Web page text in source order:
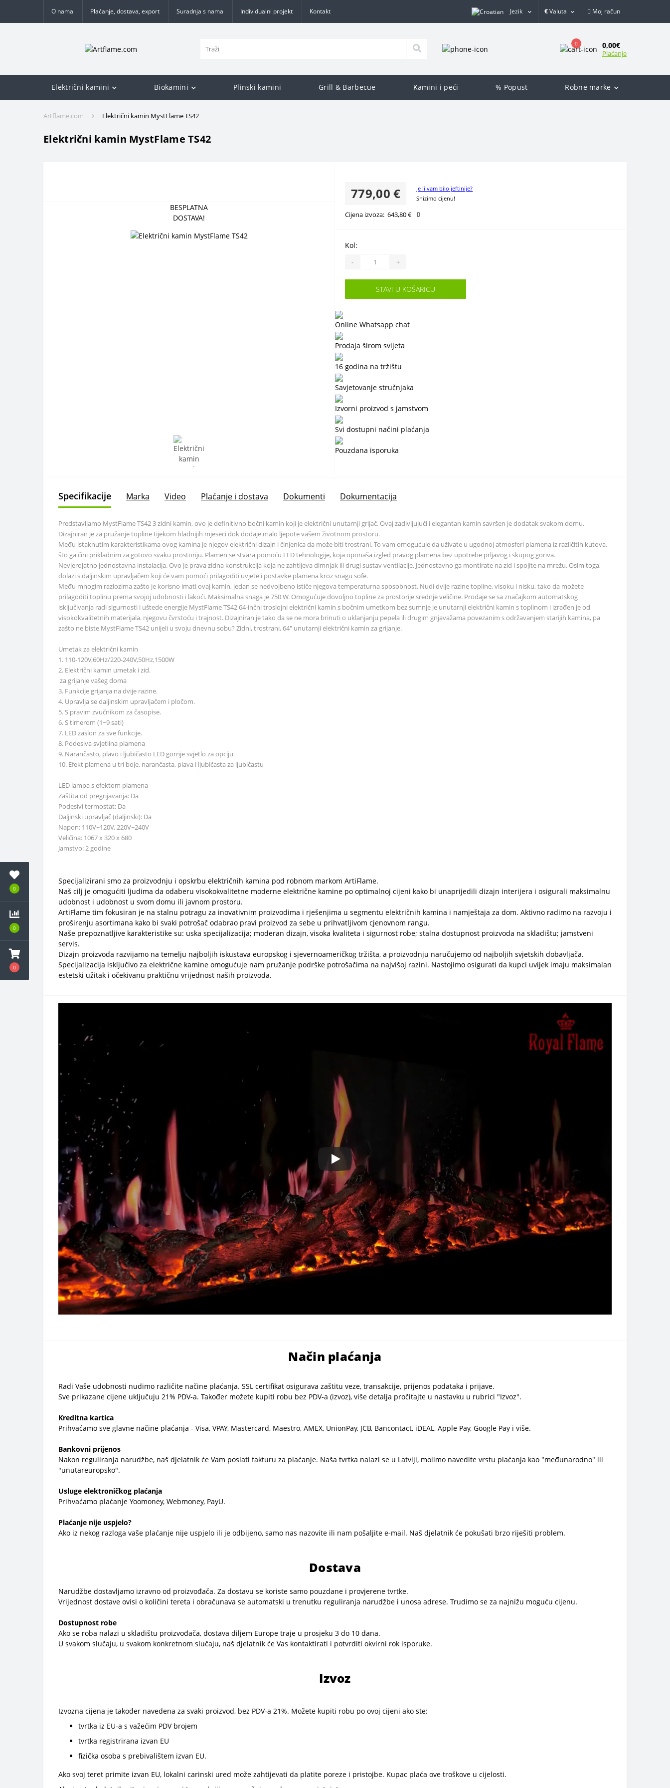
0
0
0
O nama Plaćanje, dostava, export Suradnja s nama Individualni projekt Kontakt Jezik €Valuta Moj račun
0 0,00€
Plaćanje
Električni kamini Biokamini Plinski kamini Grill & Barbecue Kamini i peći % Popust Robne marke
Artflame.com Električni kamin MystFlame TS42​
Električni kamin MystFlame TS42​
BESPLATNA
DOSTAVA!
779,00 €
Je li vam bilo jeftinije?
Snizimo cijenu!
Cijena izvoza: 643,80 €
Kol:
- +
STAVI U KOŠARICU
Online Whatsapp chat
Prodaja širom svijeta
16 godina na tržištu
Savjetovanje stručnjaka
Izvorni proizvod s jamstvom
Svi dostupni načini plaćanja
Pouzdana isporuka
Specifikacije Marka Video Plaćanje i dostava Dokumenti Dokumentacija
Predstavljamo MystFlame TS42 3 zidni kamin, ovo je definitivno bočni kamin koji je električni unutarnji grijač. Ovaj zadivljujući i elegantan kamin savršen je dodatak svakom domu.
Dizajniran je za pružanje topline tijekom hladnijih mjeseci dok dodaje malo ljepote vašem životnom prostoru.
Među istaknutim karakteristikama ovog kamina je njegov električni dizajn i činjenica da može biti trostrani. To vam omogućuje da uživate u ugodnoj atmosferi plamena iz različitih kutova,
što ga čini prikladnim za gotovo svaku prostoriju. Plamen se stvara pomoću LED tehnologije, koja oponaša izgled pravog plamena bez upotrebe prljavog i skupog goriva.
Nevjerojatno jednostavna instalacija. Ovo je prava zidna konstrukcija koja ne zahtijeva dimnjak ili drugi sustav ventilacije. Jednostavno ga montirate na zid i spojite na mrežu. Osim toga,
dolazi s daljinskim upravljačem koji će vam pomoći prilagoditi uvjete i postavke plamena kroz snagu sofe.
Među mnogim razlozima zašto je korisno imati ovaj kamin, jedan se nedvojbeno ističe njegova temperaturna sposobnost. Nudi dvije razine topline, visoku i nisku, tako da možete
prilagoditi toplinu prema svojoj udobnosti i lakoći. Maksimalna snaga je 750 W. Omogućuje dovoljno topline za prostorije srednje veličine. Prodaje se sa značajkom automatskog
isključivanja radi sigurnosti i uštede energije MystFlame TS42 64-inčni troslojni električni kamin s bočnim umetkom bez sumnje je unutarnji električni kamin s toplinom i izrađen je od
visokokvalitetnih materijala. njegovu čvrstoću i trajnost. Dizajniran je tako da se ne mora brinuti o uklanjanju pepela ili drugim gnjavažama povezanim s održavanjem starijih kamina, pa
zašto ne biste MystFlame TS42 unijeli u svoju dnevnu sobu? Zidni, trostrani, 64" unutarnji električni kamin za grijanje.
Umetak za električni kamin
1. 110-120V,60Hz/220-240V,50Hz,1500W
2. Električni kamin umetak i zid.
za grijanje vašeg doma
3. Funkcije grijanja na dvije razine.
4. Upravlja se daljinskim upravljačem i pločom.
5. S pravim zvučnikom za časopise.
6. S timerom (1~9 sati)
7. LED zaslon za sve funkcije.
8. Podesiva svjetlina plamena
9. Narančasto, plavo i ljubičasto LED gornje svjetlo za opciju
10. Efekt plamena u tri boje, narančasta, plava i ljubičasta za ljubičastu
LED lampa s efektom plamena
Zaštita od pregrijavanja: Da
Podesivi termostat: Da
Daljinski upravljač (daljinski): Da
Napon: 110V~120V, 220V~240V
Veličina: 1067 x 320 x 680
Jamstvo: 2 godine
Specijalizirani smo za proizvodnju i opskrbu električnih kamina pod robnom markom ArtiFlame.
Naš cilj je omogućiti ljudima da odaberu visokokvalitetne moderne električne kamine po optimalnoj cijeni kako bi unaprijedili dizajn interijera i osigurali maksimalnu
udobnost i udobnost u svom domu ili javnom prostoru.
ArtiFlame tim fokusiran je na stalnu potragu za inovativnim proizvodima i rješenjima u segmentu električnih kamina i namještaja za dom. Aktivno radimo na razvoju i
proširenju asortimana kako bi svaki potrošač odabrao pravi proizvod za sebe u prihvatljivom cjenovnom rangu.
Naše prepoznatljive karakteristike su: uska specijalizacija; moderan dizajn, visoka kvaliteta i sigurnost robe; stalna dostupnost proizvoda na skladištu; jamstveni
servis.
Dizajn proizvoda razvijamo na temelju najboljih iskustava europskog i sjevernoameričkog tržišta, a proizvodnju naručujemo od najboljih svjetskih dobavljača.
Specijalizacija isključivo za električne kamine omogućuje nam pružanje podrške potrošačima na najvišoj razini. Nastojimo osigurati da kupci uvijek imaju maksimalan
estetski užitak i očekivanu praktičnu vrijednost naših proizvoda.
Način plaćanja
Radi Vaše udobnosti nudimo različite načine plaćanja. SSL certifikat osigurava zaštitu veze, transakcije, prijenos podataka i prijave.
Sve prikazane cijene uključuju 21% PDV-a. Također možete kupiti robu bez PDV-a (izvoz), više detalja pročitajte u nastavku u rubrici "Izvoz".
Kreditna kartica
Prihvaćamo sve glavne načine plaćanja - Visa, VPAY, Mastercard, Maestro, AMEX, UnionPay, JCB, Bancontact, iDEAL, Apple Pay, Google Pay i više.
Bankovni prijenos
Nakon reguliranja narudžbe, naš djelatnik će Vam poslati fakturu za plaćanje. Naša tvrtka nalazi se u Latviji, molimo navedite vrstu plaćanja kao "međunarodno" ili
"unutareuropsko".
Usluge elektroničkog plaćanja
Prihvaćamo plaćanje Yoomoney, Webmoney, PayU.
Plaćanje nije uspjelo?
Ako iz nekog razloga vaše plaćanje nije uspjelo ili je odbijeno, samo nas nazovite ili nam pošaljite e-mail. Naš djelatnik će pokušati brzo riješiti problem.
Dostava
Narudžbe dostavljamo izravno od proizvođača. Za dostavu se koriste samo pouzdane i provjerene tvrtke.
Vrijednost dostave ovisi o količini tereta i obračunava se automatski u trenutku reguliranja narudžbe i unosa adrese. Trudimo se za najnižu moguću cijenu.
Dostupnost robe
Ako se roba nalazi u skladištu proizvođača, dostava diljem Europe traje u prosjeku 3 do 10 dana.
U svakom slučaju, u svakom konkretnom slučaju, naš djelatnik će Vas kontaktirati i potvrditi okvirni rok isporuke.
Izvoz
Izvozna cijena je također navedena za svaki proizvod, bez PDV-a 21%. Možete kupiti robu po ovoj cijeni ako ste:
tvrtka iz EU-a s važećim PDV brojem
tvrtka registrirana izvan EU
fizička osoba s prebivalištem izvan EU.
Ako svoj teret primite izvan EU, lokalni carinski ured može zahtijevati da platite poreze i pristojbe. Kupac plaća ove troškove u cijelosti.